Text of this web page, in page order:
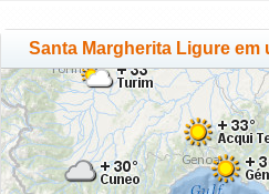
Santa Margherita Ligure